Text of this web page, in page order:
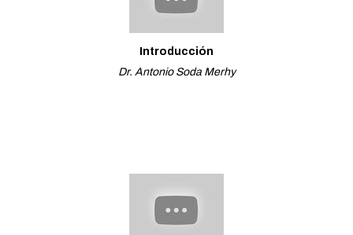
Introducción
Dr. Antonio Soda Merhy